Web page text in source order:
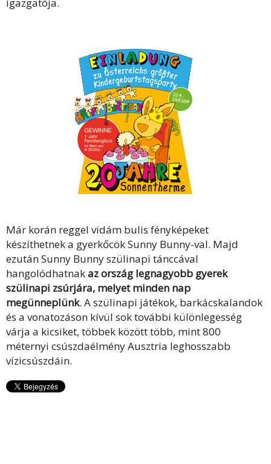
Már korán reggel vidám bulis fényképeket
készíthetnek a gyerkőcök Sunny Bunny-val. Majd
ezután Sunny Bunny szülinapi tánccával
hangolódhatnakaz ország legnagyobb gyerek
szülinapi zsúrjára, melyet minden nap
megünneplünk. A szülinapi játékok, barkácskalandok
és a vonatozáson kívül sok további különlegesség
várja a kicsiket, többek között több, mint 800
méternyi csúszdaélmény Ausztria leghosszabb
vízicsúszdáin.